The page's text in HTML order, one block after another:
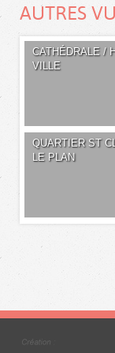
AUTRES
CATHÉDRALE /
VILLE
QUARTIER ST
LE PLAN